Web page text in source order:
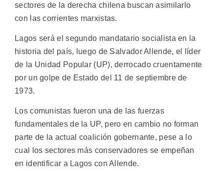
sectores de la derecha chilena buscan asimilarlo
con las corrientes marxistas.
Lagos será el segundo mandatario socialista en la
historia del país, luego de Salvador Allende, el líder
de la Unidad Popular (UP), derrocado cruentamente
por un golpe de Estado del 11 de septiembre de
1973.
Los comunistas fueron una de las fuerzas
fundamentales de la UP, pero en cambio no forman
parte de la actual coalición gobernante, pese a lo
cual los sectores más conservadores se empeñan
en identificar a Lagos con Allende.